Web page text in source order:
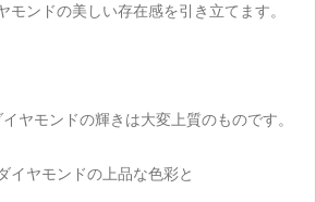
モンドの美しい存在感を引き立てます。
ヤモンドの輝きは大変上質のものです。
イヤモンドの上品な色彩と